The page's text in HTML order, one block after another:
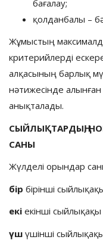
бағалау;
қолданбалы –
Жұмыстың
критерийлерді
алқасының барлық
нәтижесінде
анықталады.
СЫЙЛЫҚТАРДЫҢ,
САНЫ
Жүлделі орындар
бір бірінші
екі екінші сыйлықақы
үш үшінші